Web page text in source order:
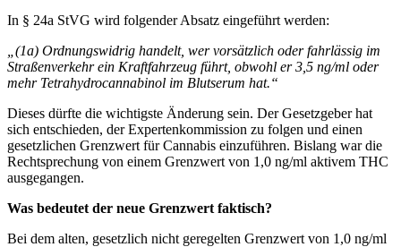
In § 24a StVG wird folgender Absatz eingeführt werden:
„(1a) Ordnungswidrig handelt, wer vorsätzlich oder fahrlässig im
Straßenverkehr ein Kraftfahrzeug führt, obwohl er 3,5 ng/ml oder
mehr Tetrahydrocannabinol im Blutserum hat.“
Dieses dürfte die wichtigste Änderung sein. Der Gesetzgeber hat
sich entschieden, der Expertenkommission zu folgen und einen
gesetzlichen Grenzwert für Cannabis einzuführen. Bislang war die
Rechtsprechung von einem Grenzwert von 1,0 ng/ml aktivem THC
ausgegangen.
Was bedeutet der neue Grenzwert faktisch?
Bei dem alten, gesetzlich nicht geregelten Grenzwert von 1,0 ng/ml